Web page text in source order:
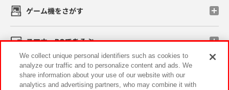
ゲーム機をさがす
スマホ・PCであそぶ
イベント・キャンペーン
We collect unique personal identifiers such as cookies to
analyze our traffic and to personalize content and ads. We
share information about your use of our website with our
analytics and advertising partners, who may combine it with